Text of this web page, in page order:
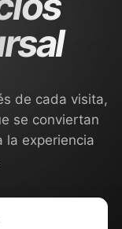
de cada visita,
se conviertan
la experiencia